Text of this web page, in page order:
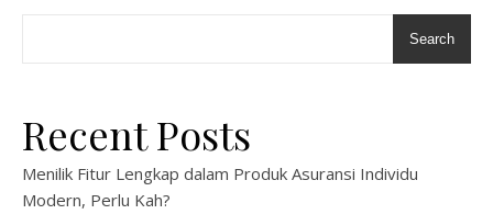
Search
Recent Posts
Menilik Fitur Lengkap dalam Produk Asuransi Individu
Modern, Perlu Kah?